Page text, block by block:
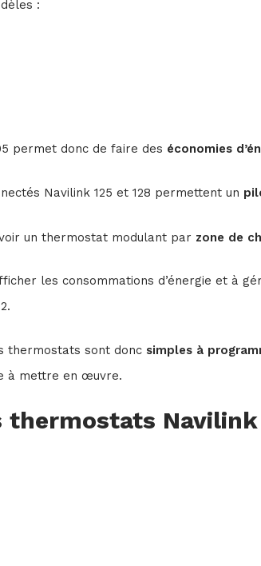
:
permet donc de faire des économies
Navilink 125 et 128 permettent un
un thermostat modulant par zone de
les consommations d’énergie et à
thermostats sont donc simples à
à mettre en œuvre.
thermostats